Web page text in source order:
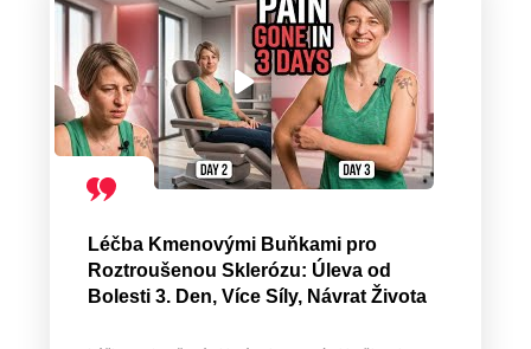
Léčba Kmenovými Buňkami pro
Roztroušenou Sklerózu: Úleva od
Bolesti 3. Den, Více Síly, Návrat Života